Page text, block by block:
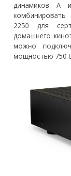
динамиков A
комбинировать
2250 для
домашнего
можно
мощностью 750